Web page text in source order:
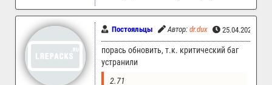
Постояльцы Автор: dr.dux 25.04.2023
порась обновить, т.к. критический баг
устранили
2.71